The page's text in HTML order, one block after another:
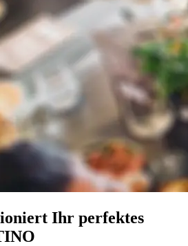
Ihr perfektes